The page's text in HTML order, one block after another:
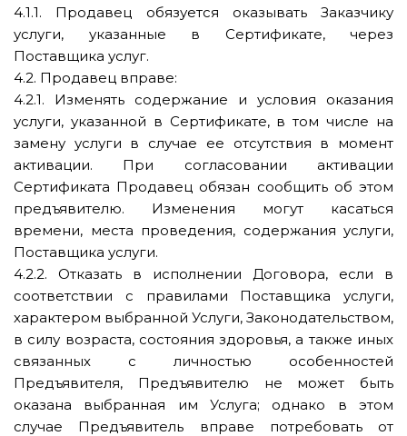
4.1.1. Продавец обязуется оказывать Заказчику
услуги, указанные в Сертификате, через
Поставщика услуг.
4.2. Продавец вправе:
4.2.1. Изменять содержание и условия оказания
услуги, указанной в Сертификате, в том числе на
замену услуги в случае ее отсутствия в момент
активации. При согласовании активации
Сертификата Продавец обязан сообщить об этом
предъявителю. Изменения могут касаться
времени, места проведения, содержания услуги,
Поставщика услуги.
4.2.2. Отказать в исполнении Договора, если в
соответствии с правилами Поставщика услуги,
характером выбранной Услуги, Законодательством,
в силу возраста, состояния здоровья, а также иных
связанных с личностью особенностей
Предъявителя, Предъявителю не может быть
оказана выбранная им Услуга; однако в этом
случае Предъявитель вправе потребовать от